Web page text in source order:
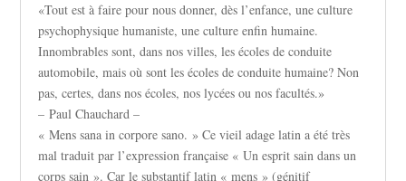
«Tout est à faire pour nous donner, dès l’enfance, une culture
psychophysique humaniste, une culture enfin humaine.
Innombrables sont, dans nos villes, les écoles de conduite
automobile, mais où sont les écoles de conduite humaine? Non
pas, certes, dans nos écoles, nos lycées ou nos facultés.»
– Paul Chauchard –
« Mens sana in corpore sano. » Ce vieil adage latin a été très
mal traduit par l’expression française « Un esprit sain dans un
corps sain ». Car le substantif latin « mens » (génitif